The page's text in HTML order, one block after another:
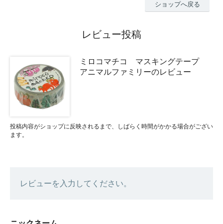
ショップへ戻る
レビュー投稿
ミロコマチコ マスキングテープ
アニマルファミリーのレビュー
投稿内容がショップに反映されるまで、しばらく時間がかかる場合がござい
ます。
レビューを入力してください。